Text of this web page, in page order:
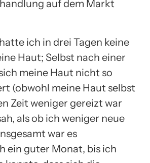
auf dem Markt
ich in drei Tagen keine
Haut; Selbst nach einer
meine Haut nicht so
(obwohl meine Haut selbst
Zeit weniger gereizt war
als ob ich weniger neue
war es
ein guter Monat, bis ich